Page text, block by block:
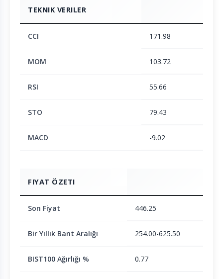
TEKNIK VERILER
CCI 171.98
MOM 103.72
RSI 55.66
STO 79.43
MACD -9.02
FIYAT ÖZETI
Son Fiyat 446.25
Bir Yıllık Bant Aralığı 254.00-625.50
BIST100 Ağırlığı % 0.77